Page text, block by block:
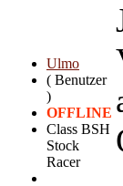
Ulmo
( Benutzer
)
OFFLINE
Class BSH
Stock
Racer